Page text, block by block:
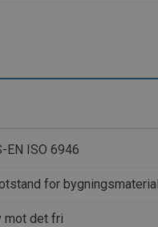
EN ISO 6946
for
mot det fri